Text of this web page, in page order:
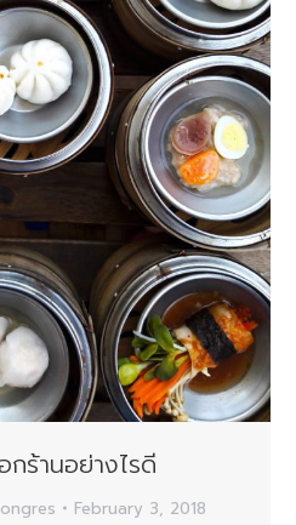
กร้านอย่างไรดี
February 3, 2018